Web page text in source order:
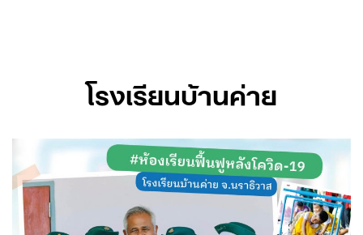
โรงเรียนบ้านค่าย